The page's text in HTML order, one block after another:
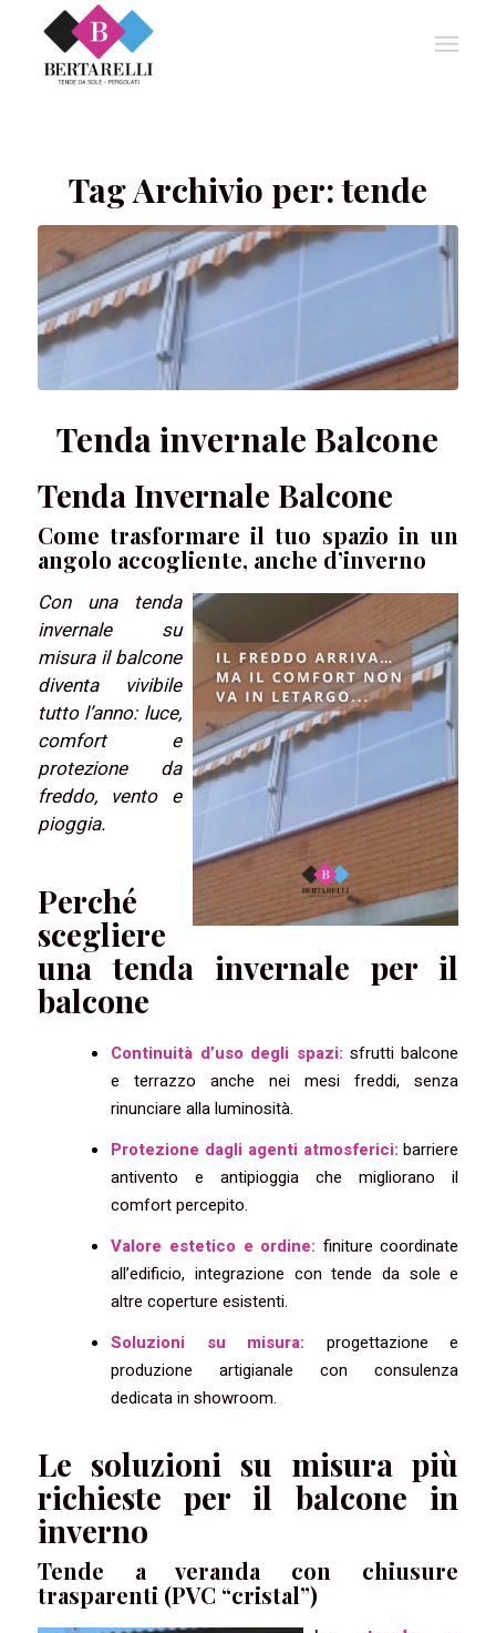
Tag Archivio per:tende
Tenda invernale Balcone
Tenda Invernale Balcone
Come trasformare il tuo spazio in un
angolo accogliente, anche d’inverno
Con una tenda
invernale su
misura il balcone
diventa vivibile
tutto l’anno: luce,
comfort e
protezione da
freddo, vento e
pioggia.
Perché
scegliere
una tenda invernale per il
balcone
Continuità d’uso degli spazi: sfrutti balcone
e terrazzo anche nei mesi freddi, senza
rinunciare alla luminosità.
Protezione dagli agenti atmosferici: barriere
antivento e antipioggia che migliorano il
comfort percepito.
Valore estetico e ordine: finiture coordinate
all’edificio, integrazione con tende da sole e
altre coperture esistenti.
Soluzioni su misura: progettazione e
produzione artigianale con consulenza
dedicata in showroom.
Le soluzioni su misura più
richieste per il balcone in
inverno
Tende a veranda con chiusure
trasparenti (PVC “cristal”)